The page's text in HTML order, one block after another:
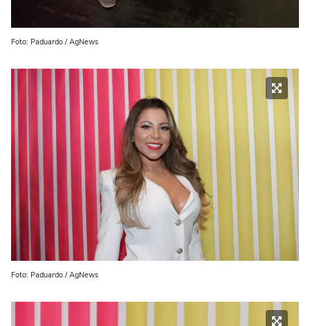
Foto: Paduardo / AgNews
Foto: Paduardo / AgNews